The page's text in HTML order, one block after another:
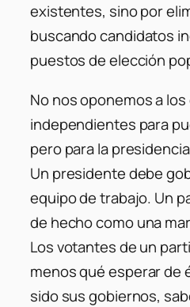
existentes, sino por
buscando candidatos
puestos de elección
No nos oponemos a
independientes para
pero para la
Un presidente debe
equipo de trabajo. Un
de hecho como una
Los votantes de un
menos qué esperar de
sido sus gobiernos,